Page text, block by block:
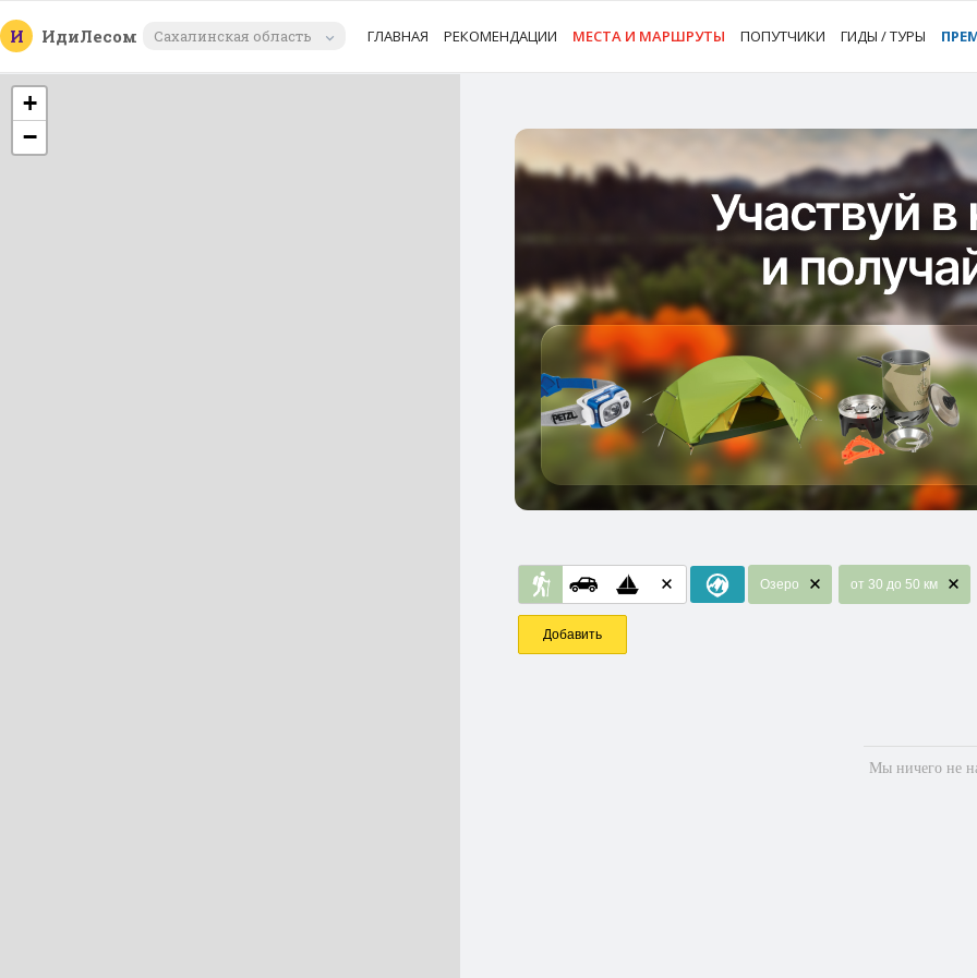
И ИдиЛесом Сахалинская область ГЛАВНАЯ РЕКОМЕНДАЦИИ МЕСТА И МАРШРУТЫ ПОПУТЧИКИ ГИДЫ / ТУРЫ
+
−
Озеро от 30 до 50 км
Добавить
Мы ничего не